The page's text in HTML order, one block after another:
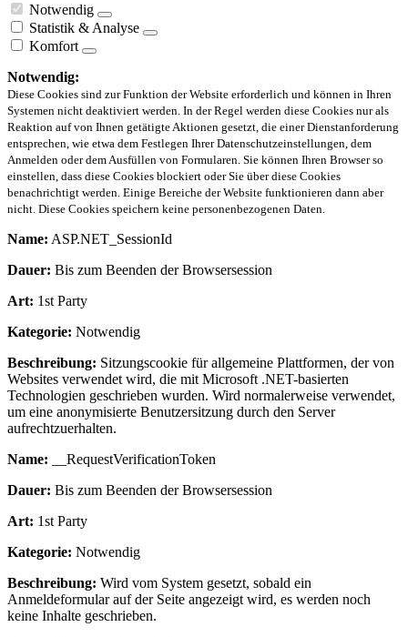
Notwendig
Statistik & Analyse
Komfort
Notwendig:
Diese Cookies sind zur Funktion der Website erforderlich und können in Ihren
Systemen nicht deaktiviert werden. In der Regel werden diese Cookies nur als
Reaktion auf von Ihnen getätigte Aktionen gesetzt, die einer Dienstanforderung
entsprechen, wie etwa dem Festlegen Ihrer Datenschutzeinstellungen, dem
Anmelden oder dem Ausfüllen von Formularen. Sie können Ihren Browser so
einstellen, dass diese Cookies blockiert oder Sie über diese Cookies
benachrichtigt werden. Einige Bereiche der Website funktionieren dann aber
nicht. Diese Cookies speichern keine personenbezogenen Daten.
Name: ASP.NET_SessionId
Dauer: Bis zum Beenden der Browsersession
Art: 1st Party
Kategorie: Notwendig
Beschreibung: Sitzungscookie für allgemeine Plattformen, der von
Websites verwendet wird, die mit Microsoft .NET-basierten
Technologien geschrieben wurden. Wird normalerweise verwendet,
um eine anonymisierte Benutzersitzung durch den Server
aufrechtzuerhalten.
Name: __RequestVerificationToken
Dauer: Bis zum Beenden der Browsersession
Art: 1st Party
Kategorie: Notwendig
Beschreibung: Wird vom System gesetzt, sobald ein
Anmeldeformular auf der Seite angezeigt wird, es werden noch
keine Inhalte geschrieben.